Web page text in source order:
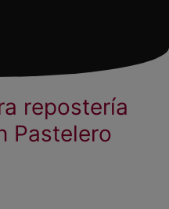
repostería
Pastelero